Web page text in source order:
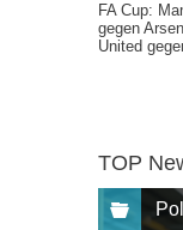
FA Cup:
gegen
United
TOP